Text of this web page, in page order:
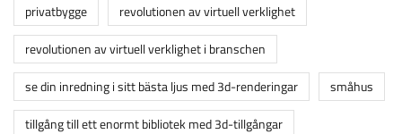
privatbygge
revolutionen av virtuell verklighet
revolutionen av virtuell verklighet i branschen
se din inredning i sitt bästa ljus med 3d-renderingar
småhus
tillgång till ett enormt bibliotek med 3d-tillgångar